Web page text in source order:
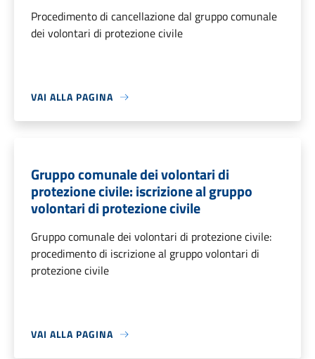
Procedimento di cancellazione dal gruppo comunale
dei volontari di protezione civile
VAI ALLA PAGINA
Gruppo comunale dei volontari di
protezione civile: iscrizione al gruppo
volontari di protezione civile
Gruppo comunale dei volontari di protezione civile:
procedimento di iscrizione al gruppo volontari di
protezione civile
VAI ALLA PAGINA